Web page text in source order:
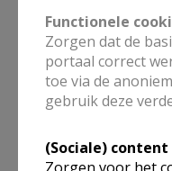
Meer
Artikel
Functionele
Zorgen dat de
portaal correct
toe via de
gebruik deze
(Sociale)